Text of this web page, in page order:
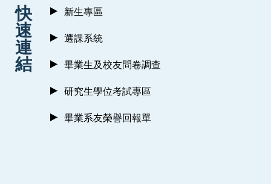
快
速
連
結
新生專區
選課系統
畢業生及校友問卷調查
研究生學位考試專區
畢業系友榮譽回報單